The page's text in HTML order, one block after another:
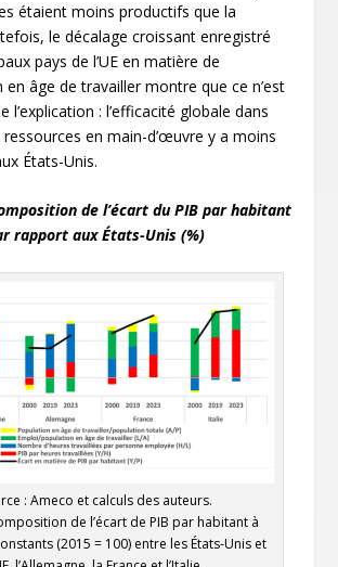
étaient moins productifs que la
le décalage croissant enregistré
pays de l’UE en matière de
âge de travailler montre que ce n’est
l’explication : l’efficacité globale dans
ressources en main-d’œuvre y a moins
États-Unis.
de l’écart du PIB par habitant
rapport aux États-Unis (%)
: Ameco et calculs des auteurs.
de l’écart de PIB par habitant à
(2015 = 100) entre les États-Unis et